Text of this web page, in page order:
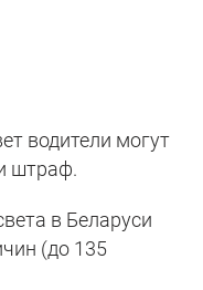
водители могут
штраф.
в Беларуси
(до 135